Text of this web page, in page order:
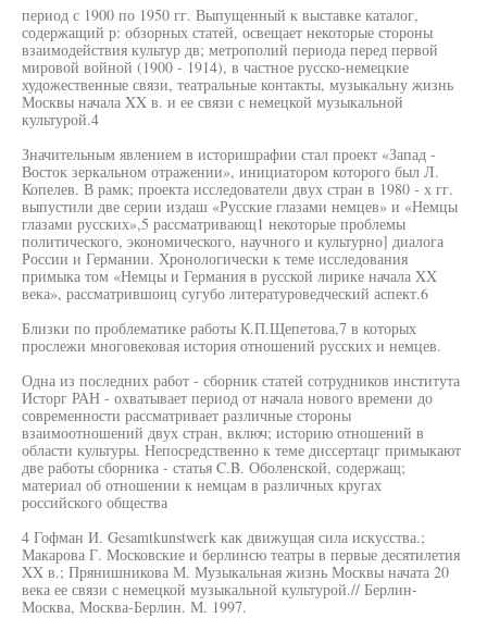
период с 1900 по 1950 гг. Выпущенный к выставке каталог,
содержащий р: обзорных статей, освещает некоторые стороны
взаимодействия культур дв; метрополий периода перед первой
мировой войной (1900 - 1914), в частное русско-немецкие
художественные связи, театральные контакты, музыкальну жизнь
Москвы начала XX в. и ее связи с немецкой музыкальной
культурой.4
Значительным явлением в историшрафии стал проект «Запад -
Восток зеркальном отражении», инициатором которого был Л.
Копелев. В рамк; проекта исследователи двух стран в 1980 - х гг.
выпустили две серии издаш «Русские глазами немцев» и «Немцы
глазами русских»,5 рассматривающ1 некоторые проблемы
политического, экономического, научного и культурно] диалога
России и Германии. Хронологически к теме исследования
примыка том «Немцы и Германия в русской лирике начала XX
века», рассматрившоиц сугубо литературоведческий аспект.6
Близки по проблематике работы К.П.Щепетова,7 в которых
прослежи многовековая история отношений русских и немцев.
Одна из последних работ - сборник статей сотрудников института
Исторг РАН - охватывает период от начала нового времени до
современности рассматривает различные стороны
взаимоотношений двух стран, включ; историю отношений в
области культуры. Непосредственно к теме диссертацг примыкают
две работы сборника - статья C.B. Оболенской, содержащ;
материал об отношении к немцам в различных кругах
российского общества
4 Гофман И. Gesamtkunstwerk как движущая сила искусства.;
Макарова Г. Московские и берлинсю театры в первые десятилетия
XX в.; Прянишникова М. Музыкальная жизнь Москвы начата 20
века ее связи с немецкой музыкальной культурой.// Берлин-
Москва, Москва-Берлин. М. 1997.